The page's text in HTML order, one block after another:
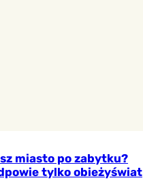
miasto po zabytku?
tylko obieżyświat